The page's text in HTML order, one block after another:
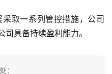
取一系列管控措施，公司
具备持续盈利能力。
：